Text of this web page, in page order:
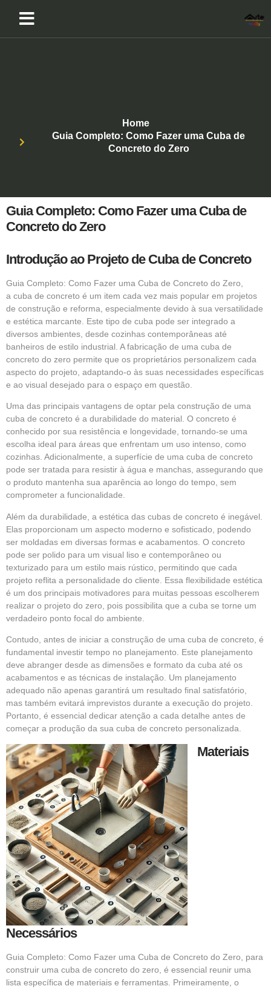
Home
Guia Completo: Como Fazer uma Cuba de
Concreto do Zero
Guia Completo: Como Fazer uma Cuba de
Concreto do Zero
Introdução ao Projeto de Cuba de Concreto
Guia Completo: Como Fazer uma Cuba de Concreto do Zero,
a cuba de concreto é um item cada vez mais popular em projetos
de construção e reforma, especialmente devido à sua versatilidade
e estética marcante. Este tipo de cuba pode ser integrado a
diversos ambientes, desde cozinhas contemporâneas até
banheiros de estilo industrial. A fabricação de uma cuba de
concreto do zero permite que os proprietários personalizem cada
aspecto do projeto, adaptando-o às suas necessidades específicas
e ao visual desejado para o espaço em questão.
Uma das principais vantagens de optar pela construção de uma
cuba de concreto é a durabilidade do material. O concreto é
conhecido por sua resistência e longevidade, tornando-se uma
escolha ideal para áreas que enfrentam um uso intenso, como
cozinhas. Adicionalmente, a superfície de uma cuba de concreto
pode ser tratada para resistir à água e manchas, assegurando que
o produto mantenha sua aparência ao longo do tempo, sem
comprometer a funcionalidade.
Além da durabilidade, a estética das cubas de concreto é inegável.
Elas proporcionam um aspecto moderno e sofisticado, podendo
ser moldadas em diversas formas e acabamentos. O concreto
pode ser polido para um visual liso e contemporâneo ou
texturizado para um estilo mais rústico, permitindo que cada
projeto reflita a personalidade do cliente. Essa flexibilidade estética
é um dos principais motivadores para muitas pessoas escolherem
realizar o projeto do zero, pois possibilita que a cuba se torne um
verdadeiro ponto focal do ambiente.
Contudo, antes de iniciar a construção de uma cuba de concreto, é
fundamental investir tempo no planejamento. Este planejamento
deve abranger desde as dimensões e formato da cuba até os
acabamentos e as técnicas de instalação. Um planejamento
adequado não apenas garantirá um resultado final satisfatório,
mas também evitará imprevistos durante a execução do projeto.
Portanto, é essencial dedicar atenção a cada detalhe antes de
começar a produção da sua cuba de concreto personalizada.
Materiais
Necessários
Guia Completo: Como Fazer uma Cuba de Concreto do Zero, para
construir uma cuba de concreto do zero, é essencial reunir uma
lista específica de materiais e ferramentas. Primeiramente, o